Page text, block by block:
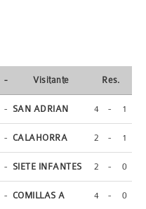
- Visitante Res.
- SAN ADRIAN 4 - 1
- CALAHORRA 2 - 1
- SIETE INFANTES 2 - 0
- COMILLAS A 4 - 0